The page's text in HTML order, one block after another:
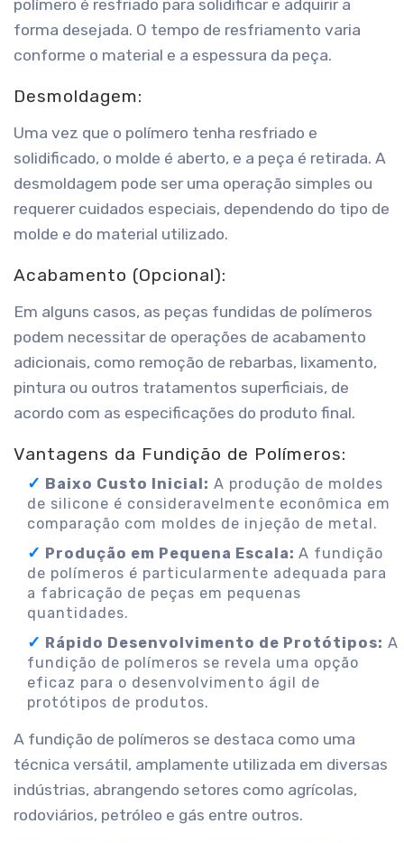
polímero é resfriado para solidificar e adquirir a
forma desejada. O tempo de resfriamento varia
conforme o material e a espessura da peça.
Desmoldagem:
Uma vez que o polímero tenha resfriado e
solidificado, o molde é aberto, e a peça é retirada. A
desmoldagem pode ser uma operação simples ou
requerer cuidados especiais, dependendo do tipo de
molde e do material utilizado.
Acabamento (Opcional):
Em alguns casos, as peças fundidas de polímeros
podem necessitar de operações de acabamento
adicionais, como remoção de rebarbas, lixamento,
pintura ou outros tratamentos superficiais, de
acordo com as especificações do produto final.
Vantagens da Fundição de Polímeros:
Baixo Custo Inicial: A produção de moldes
de silicone é consideravelmente econômica em
comparação com moldes de injeção de metal.
Produção em Pequena Escala: A fundição
de polímeros é particularmente adequada para
a fabricação de peças em pequenas
quantidades.
Rápido Desenvolvimento de Protótipos: A
fundição de polímeros se revela uma opção
eficaz para o desenvolvimento ágil de
protótipos de produtos.
A fundição de polímeros se destaca como uma
técnica versátil, amplamente utilizada em diversas
indústrias, abrangendo setores como agrícolas,
rodoviários, petróleo e gás entre outros.